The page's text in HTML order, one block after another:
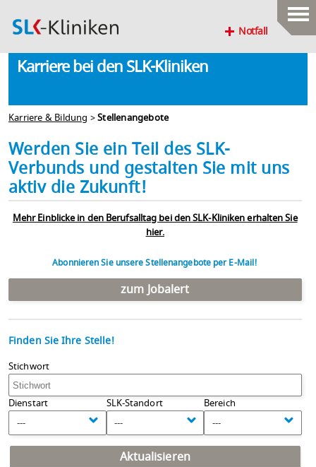
Notfall
Karriere bei den SLK-Kliniken
Karriere & Bildung >Stellenangebote
Werden Sie ein Teil des SLK-
Verbunds und gestalten Sie mit uns
aktiv die Zukunft!
Mehr Einblicke in den Berufsalltag bei den SLK-Kliniken erhalten Sie
hier.
Abonnieren Sie unsere Stellenangebote per E-Mail!
zum Jobalert
Finden Sie Ihre Stelle!
Stichwort
Dienstart
---
SLK-Standort
---
Bereich
---
Aktualisieren